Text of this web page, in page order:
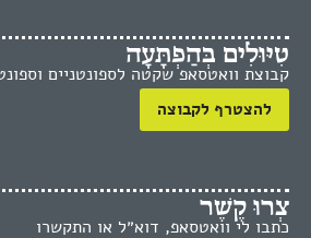
טִיּוּלִים בְּהַפְתָּעָה
קבוצת וואטסאפ שקטה לספונטניים
להצטרף לקבוצה
צְרוּ קֶשֶׁר
כתבו לי וואטסאפ, דוא״ל או התקשרו